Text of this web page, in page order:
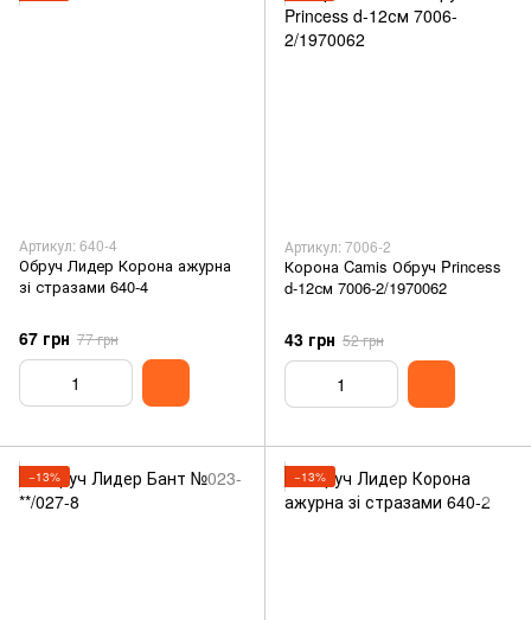
Артикул: 640-4
Обруч Лидер Корона ажурна
зі стразами 640-4
67 грн 77 грн
Артикул: 7006-2
Корона Camis Обруч Princess
d-12см 7006-2/1970062
43 грн 52 грн
−13% −13%